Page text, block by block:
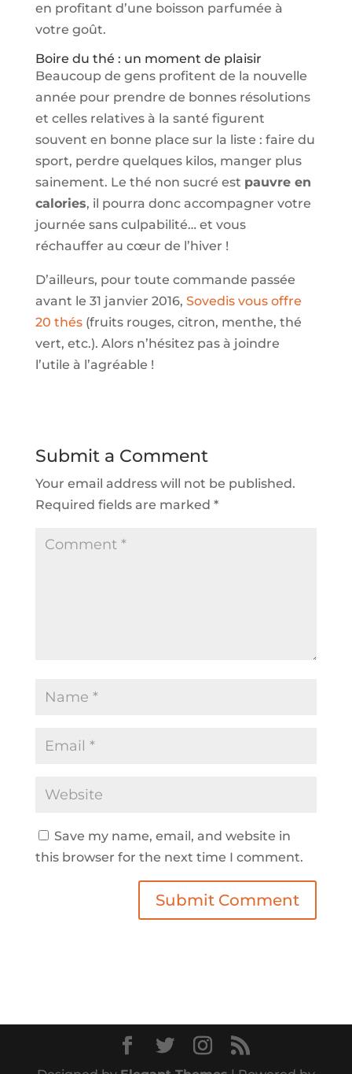
en profitant d’une boisson parfumée à
votre goût.
Boire du thé : un moment de plaisir
Beaucoup de gens profitent de la nouvelle
année pour prendre de bonnes résolutions
et celles relatives à la santé figurent
souvent en bonne place sur la liste : faire du
sport, perdre quelques kilos, manger plus
sainement. Le thé non sucré est pauvre en
calories, il pourra donc accompagner votre
journée sans culpabilité… et vous
réchauffer au cœur de l’hiver !
D’ailleurs, pour toute commande passée
avant le 31 janvier 2016, Sovedis vous offre
20 thés(fruits rouges, citron, menthe, thé
vert, etc.). Alors n’hésitez pas à joindre
l’utile à l’agréable !
Submit a Comment
Your email address will not be published.
Required fields are marked *
Save my name, email, and website in
this browser for the next time I comment.